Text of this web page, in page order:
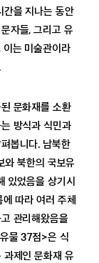
간을 지나는 동안
자들, 그리고 유
는 미술관이라
문화재를 소환
방식과 식민과
봅니다. 남북한
와 북한의 국보유
있었음을 상기시
따라 여러 주체
관리해왔음을
물 37점>은 식
과제인 문화재 유